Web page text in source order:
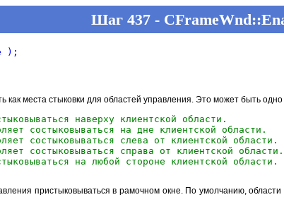
Шаг 437 -
как места стыковки для областей управления. Это может быть
наверху клиентской области.
состыковываться на дне клиентской области.
состыковываться слева от клиентской области.
состыковываться справа от клиентской области.
на любой стороне клиентской области.
пристыковываться в рамочном окне. По умолчанию,